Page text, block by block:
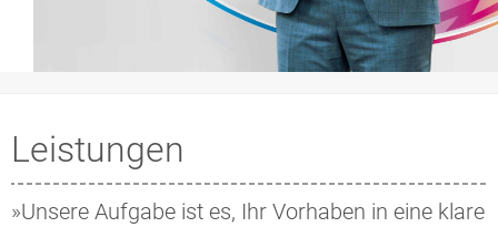
Leistungen
»Unsere Aufgabe ist es, Ihr Vorhaben in eine klare